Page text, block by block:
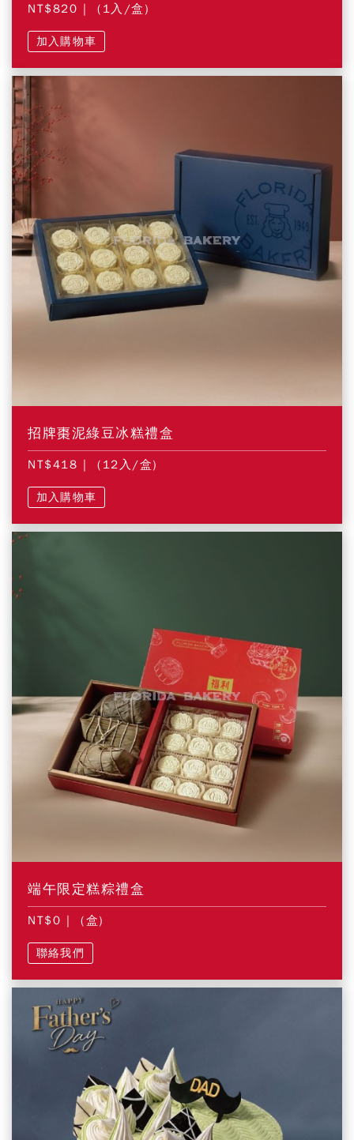
NT$820 | (1入/盒)
加入購物車
招牌棗泥綠豆冰糕禮盒
NT$418 | (12入/盒)
加入購物車
端午限定糕粽禮盒
NT$0 | (盒)
聯絡我們